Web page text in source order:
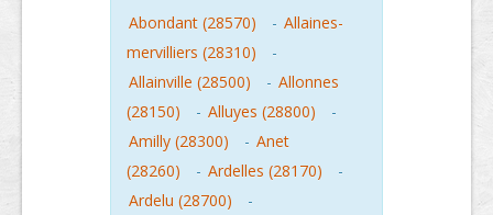
Abondant (28570)
- Allaines-
mervilliers (28310)
-
Allainville (28500)
- Allonnes
(28150)
- Alluyes (28800)
-
Amilly (28300)
- Anet
(28260)
- Ardelles (28170)
-
Ardelu (28700)
-